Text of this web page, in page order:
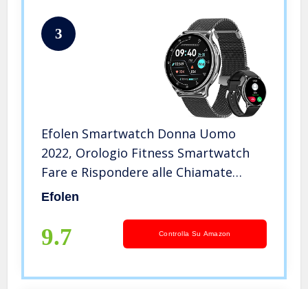
3
Efolen Smartwatch Donna Uomo
2022, Orologio Fitness Smartwatch
Fare e Rispondere alle Chiamate
Telefoniche, Smart Watch Contapassi
Polso per Android IOS (Nero)…
Efolen
9.7 Controlla Su Amazon